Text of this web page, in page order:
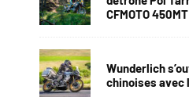
CFMOTO 450MT
Wunderlich
chinoises avec